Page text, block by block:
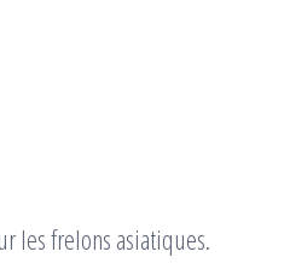
les frelons asiatiques.